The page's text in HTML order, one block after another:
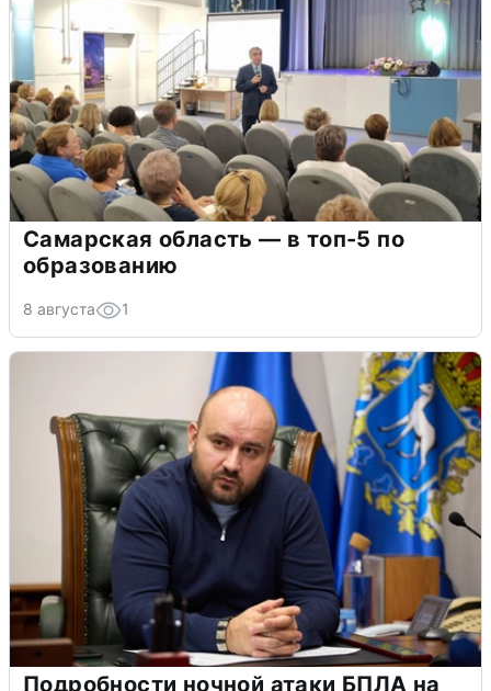
Самарская область — в топ-5 по
образованию
8 августа 1
Подробности ночной атаки БПЛА на